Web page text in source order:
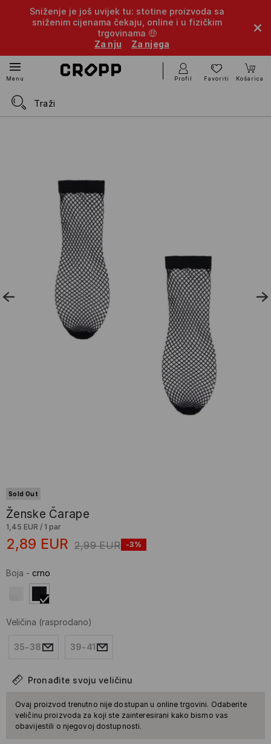
Sniženje je još uvijek tu: stotine proizvoda sa
sniženim cijenama čekaju, online i u fizičkim
trgovinama 🤑
Za nju
Za njega
Menu Profil Favoriti Košarica
Sold Out
Ženske Čarape
1,45 EUR / 1 par
2,89 EUR 2,99 EUR -3%
Boja - crno
Veličina (rasprodano)
35-38 39-41
Pronađite svoju veličinu
Ovaj proizvod trenutno nije dostupan u online trgovini. Odaberite
veličinu proizvoda za koji ste zainteresirani kako bismo vas
obavijestili o njegovoj dostupnosti.